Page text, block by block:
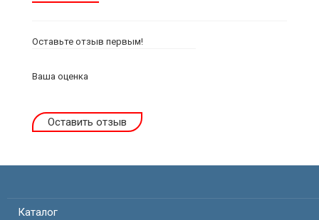
Оставьте отзыв первым!
Ваша оценка
Оставить отзыв
Каталог